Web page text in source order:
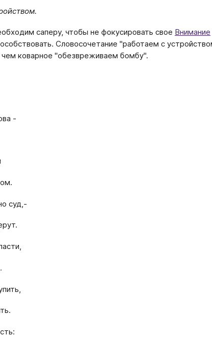
саперу, чтобы не фокусировать свое Внимание
Словосочетание "работаем с
коварное "обезвреживаем бомбу".
-
суд,-